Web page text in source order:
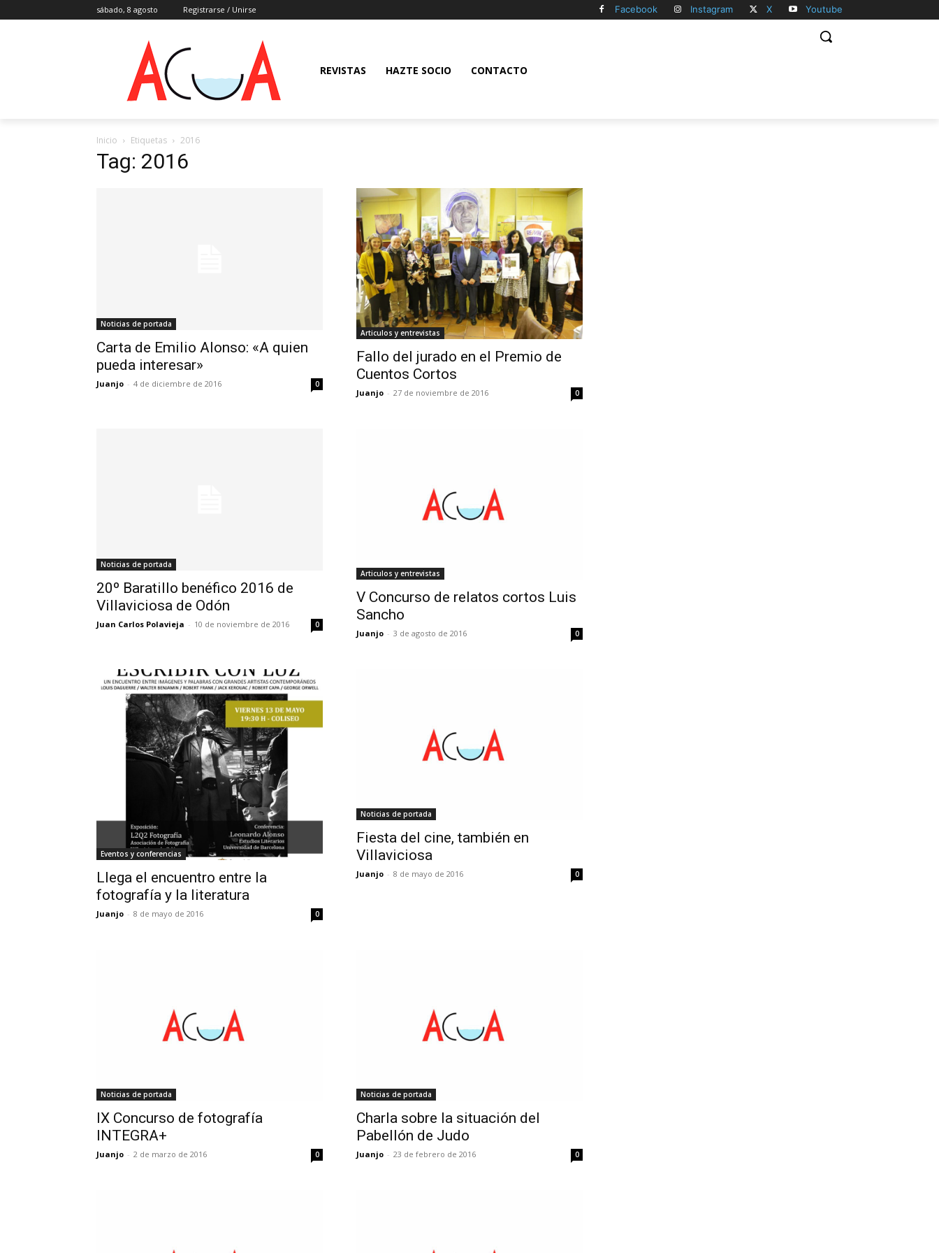
sábado, 8 agosto Registrarse / Unirse Facebook Instagram X Youtube
REVISTAS HAZTE SOCIO CONTACTO
Inicio Etiquetas 2016
Tag: 2016
Noticias de portada
Carta de Emilio Alonso: «A quien
pueda interesar»
Juanjo - 4 de diciembre de 2016 0
Articulos y entrevistas
Fallo del jurado en el Premio de
Cuentos Cortos
Juanjo - 27 de noviembre de 2016 0
Noticias de portada
20º Baratillo benéfico 2016 de
Villaviciosa de Odón
Juan Carlos Polavieja - 10 de noviembre de 2016 0
Articulos y entrevistas
V Concurso de relatos cortos Luis
Sancho
Juanjo - 3 de agosto de 2016 0
Eventos y conferencias
Llega el encuentro entre la
fotografía y la literatura
Juanjo - 8 de mayo de 2016 0
Noticias de portada
Fiesta del cine, también en
Villaviciosa
Juanjo - 8 de mayo de 2016 0
Noticias de portada
IX Concurso de fotografía
INTEGRA+
Juanjo - 2 de marzo de 2016 0
Noticias de portada
Charla sobre la situación del
Pabellón de Judo
Juanjo - 23 de febrero de 2016 0